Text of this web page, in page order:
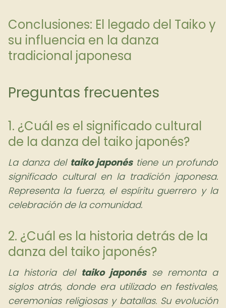
Conclusiones: El legado del Taiko y
su influencia en la danza
tradicional japonesa
Preguntas frecuentes
1. ¿Cuál es el significado cultural
de la danza del taiko japonés?
La danza del taiko japonéstiene un profundo
significado cultural en la tradición japonesa.
Representa la fuerza, el espíritu guerrero y la
celebración de la comunidad.
2. ¿Cuál es la historia detrás de la
danza del taiko japonés?
La historia del taiko japonésse remonta a
siglos atrás, donde era utilizado en festivales,
ceremonias religiosas y batallas. Su evolución